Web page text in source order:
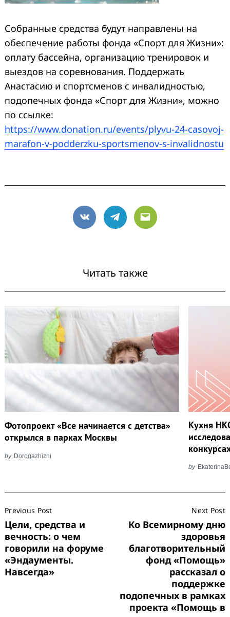
Собранные средства будут направлены на
обеспечение работы фонда «Спорт для Жизни»:
оплату бассейна, организацию тренировок и
выездов на соревнования. Поддержать
Анастасию и спортсменов с инвалидностью,
подопечных фонда «Спорт для Жизни», можно
по ссылке:
https://www.donation.ru/events/plyvu-24-casovoj-
marafon-v-podderzku-sportsmenov-s-invalidnostu
VK Telegram
Email
Читать также
Фотопроект «Все начинается с детства»
открылся в парках Москвы
by Dorogazhizni
Кухня
by
Navigation
Previous Post
Цели, средства и
вечность: о чем
говорили на форуме
«Эндаументы.
Навсегда»
Next Post
Ко Всемирному дню
здоровья
благотворительный
фонд «Помощь»
рассказал о
поддержке
подопечных в рамках
проекта «Помощь в